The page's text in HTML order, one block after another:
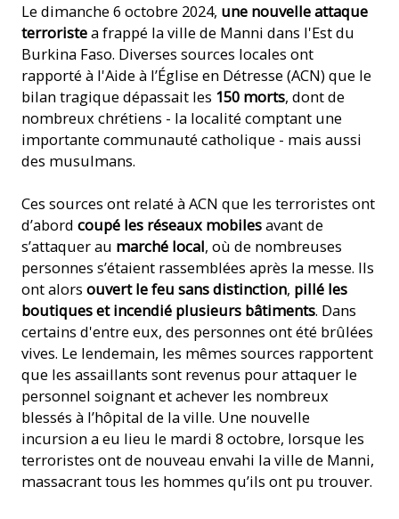
Le dimanche 6 octobre 2024, une nouvelle attaque
terroristea frappé la ville de Manni dans l'Est du
Burkina Faso. Diverses sources locales ont
rapporté à l'Aide à l’Église en Détresse (ACN) que le
bilan tragique dépassait les 150 morts, dont de
nombreux chrétiens - la localité comptant une
importante communauté catholique - mais aussi
des musulmans.
Ces sources ont relaté à ACN que les terroristes ont
d’abord coupé les réseaux mobilesavant de
s’attaquer au marché local, où de nombreuses
personnes s’étaient rassemblées après la messe. Ils
ont alors ouvert le feu sans distinction, pillé les
boutiques et incendié plusieurs bâtiments. Dans
certains d'entre eux, des personnes ont été brûlées
vives. Le lendemain, les mêmes sources rapportent
que les assaillants sont revenus pour attaquer le
personnel soignant et achever les nombreux
blessés à l’hôpital de la ville. Une nouvelle
incursion a eu lieu le mardi 8 octobre, lorsque les
terroristes ont de nouveau envahi la ville de Manni,
massacrant tous les hommes qu’ils ont pu trouver.